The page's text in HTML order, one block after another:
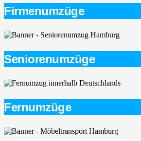
Firmenumzüge
Seniorenumzüge
Fernumzüge